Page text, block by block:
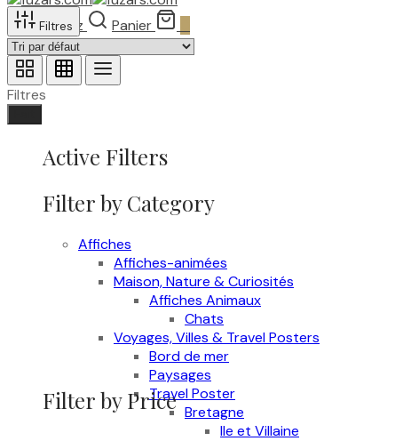
Recherchez Panier
Filtres
Filtres
Active Filters
Filter by Category
Affiches
Affiches-animées
Maison, Nature & Curiosités
Affiches Animaux
Chats
Voyages, Villes & Travel Posters
Bord de mer
Paysages
Travel Poster
Bretagne
Ile et Villaine
Filter by Price